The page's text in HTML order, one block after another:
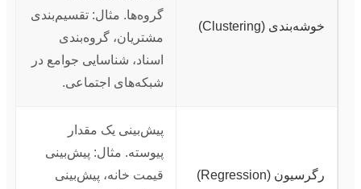
خوشه‌بندی (Clustering)
گروه‌ها. مثال: تقسیم‌بندی
مشتریان، گروه‌بندی
اسناد، شناسایی جوامع در
شبکه‌های اجتماعی.
رگرسیون (Regression)
پیش‌بینی یک مقدار
پیوسته. مثال: پیش‌بینی
قیمت خانه، پیش‌بینی